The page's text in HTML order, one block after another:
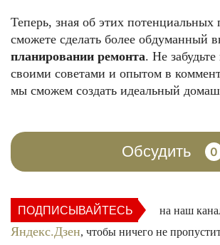
Теперь, зная об этих
сможете сделать более обдуманный
планировании ремонта. Не
своими советами и опытом в
мы сможем создать идеальный
Обсудить 0
ПОДПИСЫВАЙТЕСЬ на наш
Яндекс.Дзен, чтобы ничего не